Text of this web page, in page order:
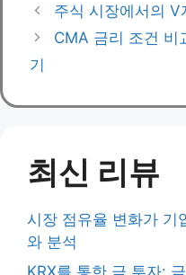
주식 시장에서의 V
CMA 금리 조건 비
기
최신 리뷰
시장 점유율 변화가 기
와 분석